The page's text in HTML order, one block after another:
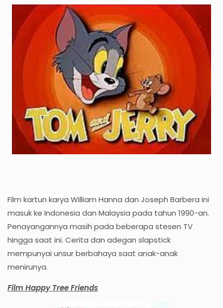
Film kartun karya William Hanna dan Joseph Barbera ini
masuk ke Indonesia dan Malaysia pada tahun 1990-an.
Penayangannya masih pada beberapa stesen TV
hingga saat ini. Cerita dan adegan slapstick
mempunyai unsur berbahaya saat anak-anak
menirunya.
Film Happy Tree Friends